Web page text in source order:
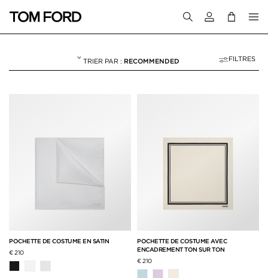
Connectez-
RECOMMENDED FILTRES
POCHETTE DE COSTUME EN SATIN
€ 210
POCHETTE DE COSTUME AVEC
ENCADREMENT TON SUR TON
€ 210